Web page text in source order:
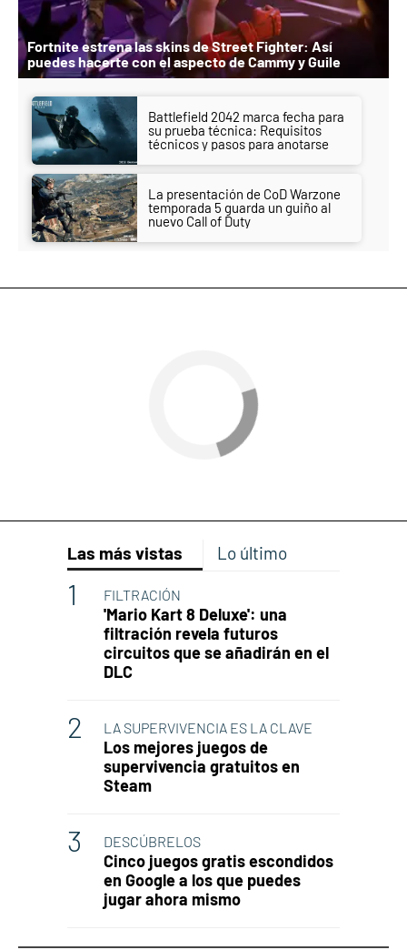
Fortnite estrena las skins de Street Fighter: Así
puedes hacerte con el aspecto de Cammy y Guile
Battlefield 2042 marca fecha para
su prueba técnica: Requisitos
técnicos y pasos para anotarse
La presentación de CoD Warzone
temporada 5 guarda un guiño al
nuevo Call of Duty
Las más vistas Lo último
FILTRACIÓN
'Mario Kart 8 Deluxe': una
filtración revela futuros
circuitos que se añadirán en el
DLC
LA SUPERVIVENCIA ES LA CLAVE
Los mejores juegos de
supervivencia gratuitos en
Steam
DESCÚBRELOS
Cinco juegos gratis escondidos
en Google a los que puedes
jugar ahora mismo